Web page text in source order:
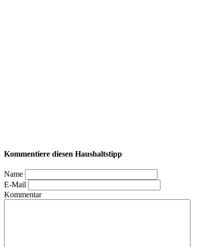
Kommentiere diesen Haushaltstipp
Name
E-Mail
Kommentar